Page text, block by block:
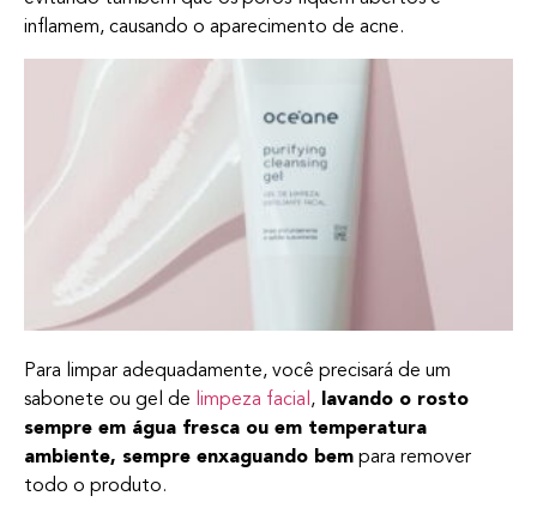
inflamem, causando o aparecimento de acne.
Para limpar adequadamente, você precisará de um
sabonete ou gel de limpeza facial, lavando o rosto
sempre em água fresca ou em temperatura
ambiente, sempre enxaguando bem para remover
todo o produto.